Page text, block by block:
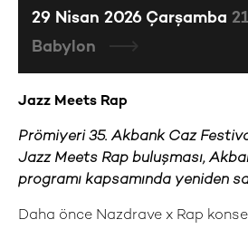
Jazz Meets Rap
Prömiyeri 35. Akbank Caz
Jazz Meets Rap buluşması,
programı kapsamında yeniden
Daha önce Nazdrave x Rap
29 Nisan 2026 Çarşamba
Babylon